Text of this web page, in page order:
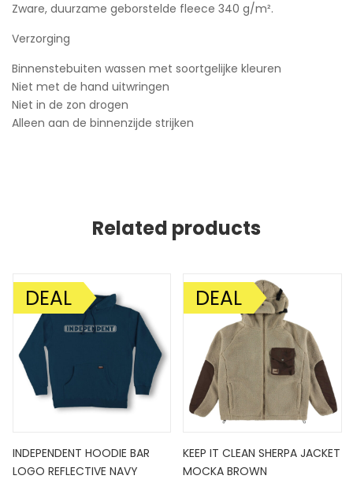
Zware, duurzame geborstelde fleece 340 g/m².
Verzorging
Binnenstebuiten wassen met soortgelijke kleuren
Niet met de hand uitwringen
Niet in de zon drogen
Alleen aan de binnenzijde strijken
Related products
AANBIEDING!
DEAL
INDEPENDENT HOODIE BAR
LOGO REFLECTIVE NAVY
AANBIEDING!
DEAL
KEEP IT CLEAN SHERPA JACKET
MOCKA BROWN